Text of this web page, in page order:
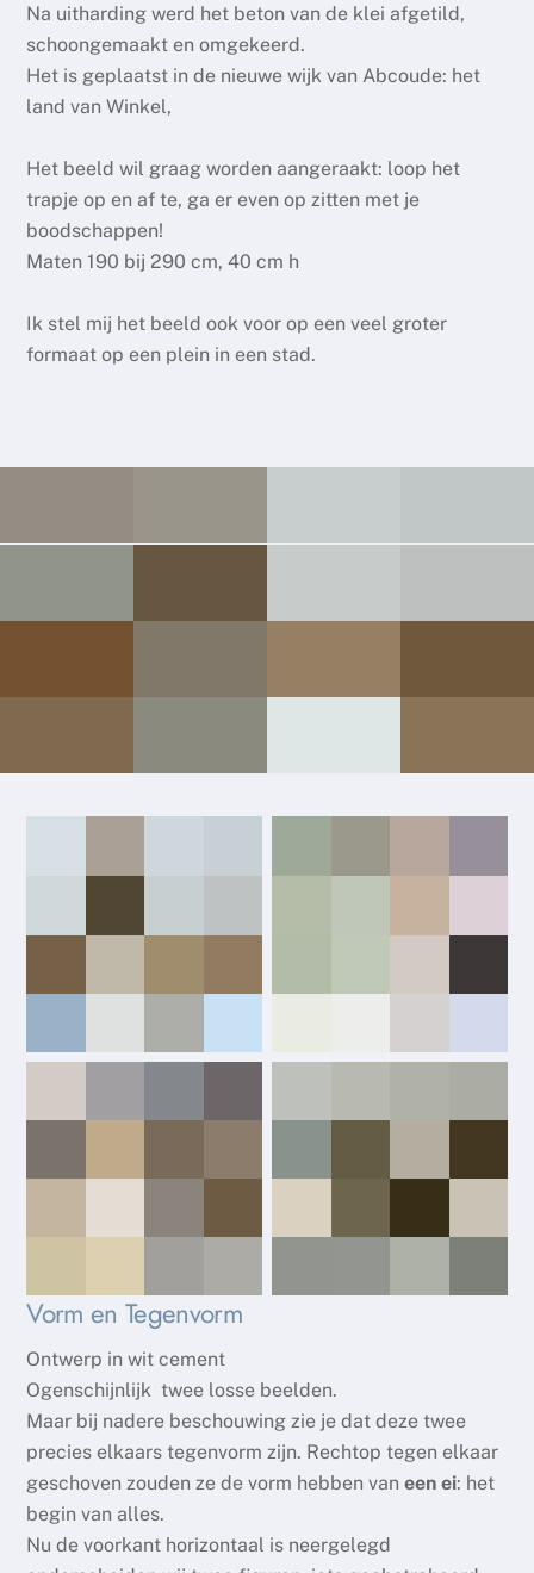
Na uitharding werd het beton van de klei afgetild,
schoongemaakt en omgekeerd.
Het is geplaatst in de nieuwe wijk van Abcoude: het
land van Winkel,
Het beeld wil graag worden aangeraakt: loop het
trapje op en af te, ga er even op zitten met je
boodschappen!
Maten 190 bij 290 cm, 40 cm h
Ik stel mij het beeld ook voor op een veel groter
formaat op een plein in een stad.
Vorm en Tegenvorm
Ontwerp in wit cement
Ogenschijnlijk twee losse beelden.
Maar bij nadere beschouwing zie je dat deze twee
precies elkaars tegenvorm zijn. Rechtop tegen elkaar
geschoven zouden ze de vorm hebben van een ei: het
begin van alles.
Nu de voorkant horizontaal is neergelegd